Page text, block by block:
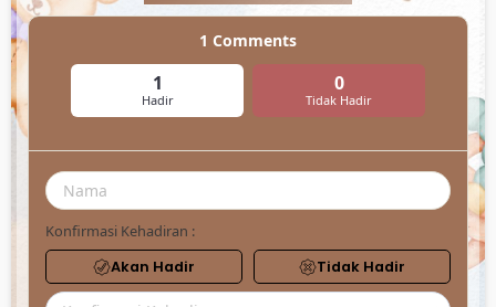
1 Comments
1
Hadir
0
Tidak Hadir
Konfirmasi Kehadiran :
Akan Hadir Tidak Hadir